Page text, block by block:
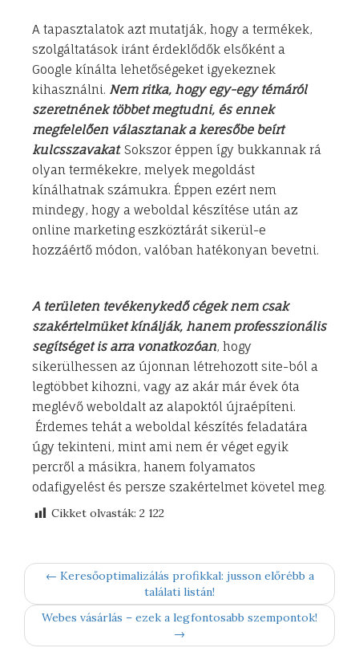
A tapasztalatok azt mutatják, hogy a termékek,
szolgáltatások iránt érdeklődők elsőként a
Google kínálta lehetőségeket igyekeznek
kihasználni. Nem ritka, hogy egy-egy témáról
szeretnének többet megtudni, és ennek
megfelelően választanak a keresőbe beírt
kulcsszavakat. Sokszor éppen így bukkannak rá
olyan termékekre, melyek megoldást
kínálhatnak számukra. Éppen ezért nem
mindegy, hogy a weboldal készítése után az
online marketing eszköztárát sikerül-e
hozzáértő módon, valóban hatékonyan bevetni.
A területen tevékenykedő cégek nem csak
szakértelmüket kínálják, hanem professzionális
segítséget is arra vonatkozóan, hogy
sikerülhessen az újonnan létrehozott site-ból a
legtöbbet kihozni, vagy az akár már évek óta
meglévő weboldalt az alapoktól újraépíteni.
Érdemes tehát a weboldal készítés feladatára
úgy tekinteni, mint ami nem ér véget egyik
percről a másikra, hanem folyamatos
odafigyelést és persze szakértelmet követel meg.
Cikket olvasták: 2 122
← Keresőoptimalizálás profikkal: jusson előrébb a
találati listán!
Webes vásárlás – ezek a legfontosabb szempontok!
→